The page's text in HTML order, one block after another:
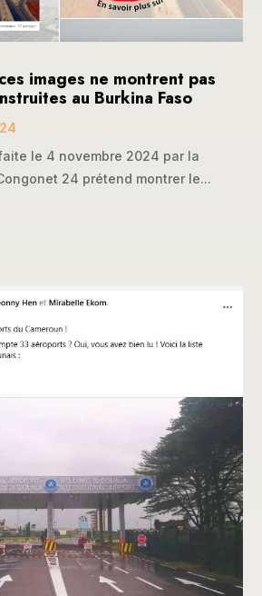
images ne montrent pas
au Burkina Faso
le 4 novembre 2024 par la
24 prétend montrer le...